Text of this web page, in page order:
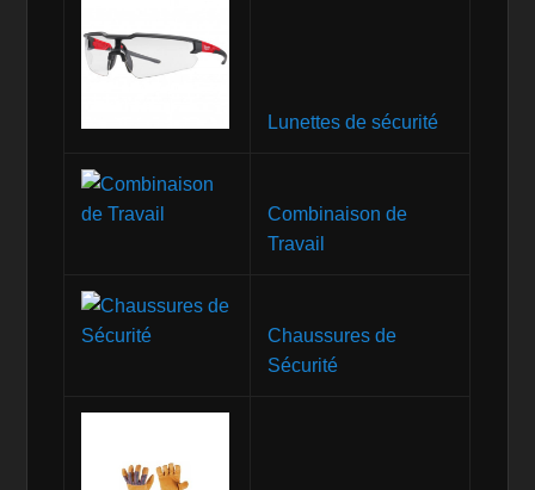
Lunettes de sécurité
Combinaison de
Travail
Chaussures de
Sécurité